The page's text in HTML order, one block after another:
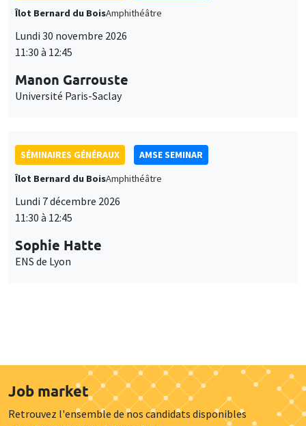
Îlot Bernard du BoisAmphithéâtre
Lundi 30 novembre 2026
11:30 à 12:45
Manon Garrouste
Université Paris-Saclay
SÉMINAIRES GÉNÉRAUX
AMSE SEMINAR
Îlot Bernard du BoisAmphithéâtre
Lundi 7 décembre 2026
11:30 à 12:45
Sophie Hatte
ENS de Lyon
Job market
Retrouvez l'ensemble de nos candidats disponibles